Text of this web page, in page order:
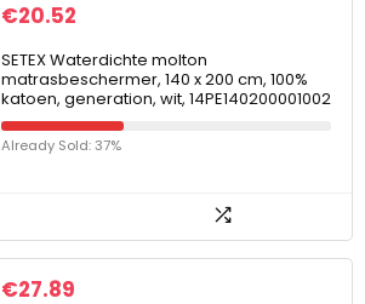
€20.52
SETEX Waterdichte molton
matrasbeschermer, 140 x 200 cm, 100%
katoen, generation, wit, 14PE140200001002
Already Sold: 37%
€27.89